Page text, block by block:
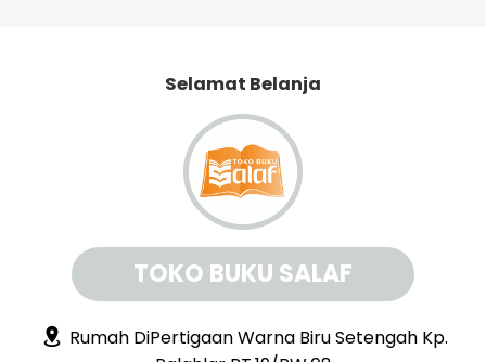
Selamat Belanja
TOKO BUKU SALAF
Rumah DiPertigaan Warna Biru Setengah Kp.